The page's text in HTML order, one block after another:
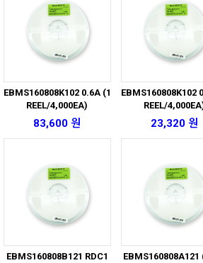
EBMS160808K102 0.6A (1
REEL/4,000EA)
83,600 원
EBMS160808K102
REEL/
23,320 원
EBMS160808B121 RDC1
EBMS160808A121